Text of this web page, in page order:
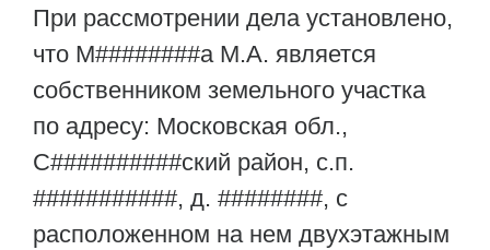
При рассмотрении дела установлено,
что М########а М.А. является
собственником земельного участка
по адресу: Московская обл.,
С##########ский район, с.п.
###########, д. ########, с
расположенном на нем двухэтажным